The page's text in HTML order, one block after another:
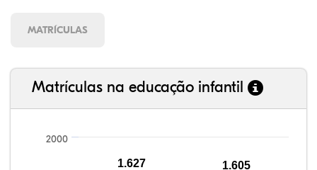
MATRÍCULAS
Matrículas na educação infantil
2000
1.627
1.605